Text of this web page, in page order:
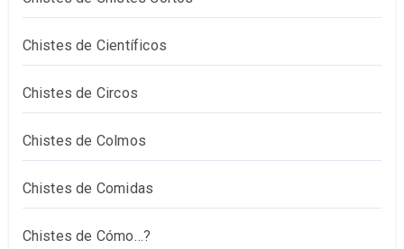
Chistes de Científicos
Chistes de Circos
Chistes de Colmos
Chistes de Comidas
Chistes de Cómo…?